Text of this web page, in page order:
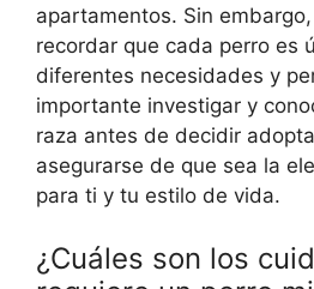
apartamentos. Sin
recordar que cada perro es
diferentes necesidades y
importante investigar y
raza antes de decidir
asegurarse de que sea la
para ti y tu estilo de vida.
¿Cuáles son los